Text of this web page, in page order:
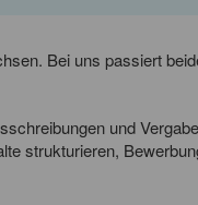
Bei uns passiert
und
strukturieren,